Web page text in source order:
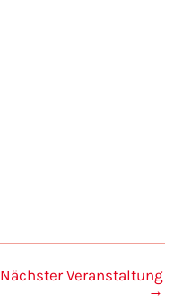
Nächster Veranstaltung
→